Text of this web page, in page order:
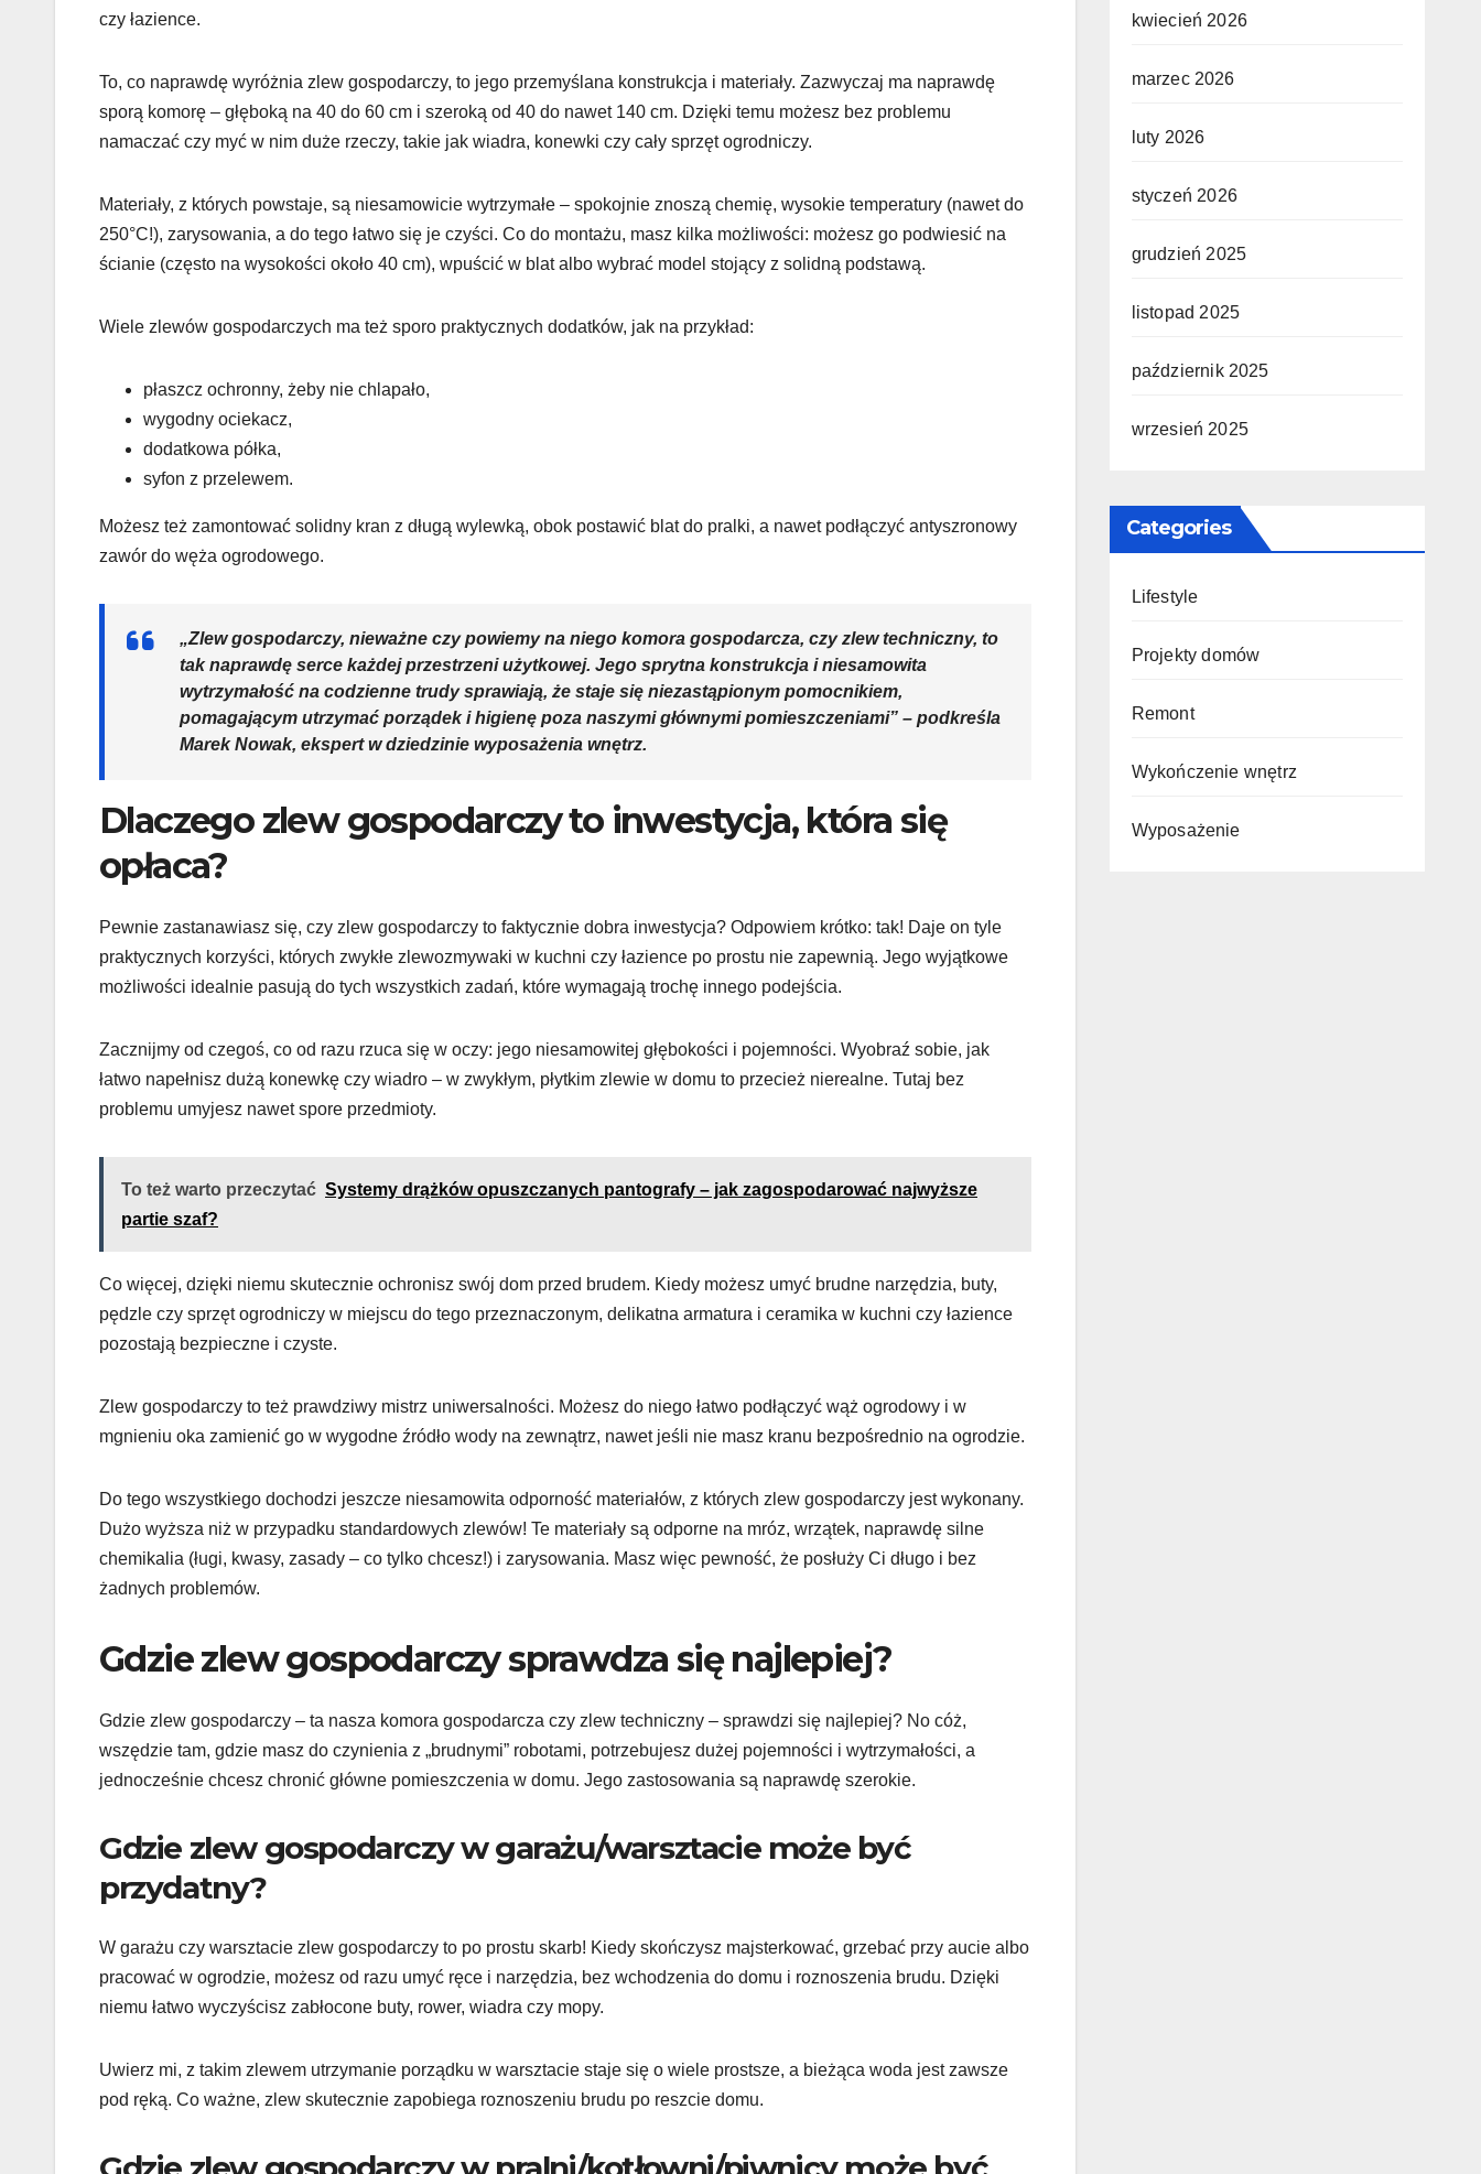
czy łazience.
To, co naprawdę wyróżnia zlew gospodarczy, to jego przemyślana konstrukcja i materiały. Zazwyczaj ma naprawdę
sporą komorę – głęboką na 40 do 60 cm i szeroką od 40 do nawet 140 cm. Dzięki temu możesz bez problemu
namaczać czy myć w nim duże rzeczy, takie jak wiadra, konewki czy cały sprzęt ogrodniczy.
Materiały, z których powstaje, są niesamowicie wytrzymałe – spokojnie znoszą chemię, wysokie temperatury (nawet do
250°C!), zarysowania, a do tego łatwo się je czyści. Co do montażu, masz kilka możliwości: możesz go podwiesić na
ścianie (często na wysokości około 40 cm), wpuścić w blat albo wybrać model stojący z solidną podstawą.
Wiele zlewów gospodarczych ma też sporo praktycznych dodatków, jak na przykład:
płaszcz ochronny, żeby nie chlapało,
wygodny ociekacz,
dodatkowa półka,
syfon z przelewem.
Możesz też zamontować solidny kran z długą wylewką, obok postawić blat do pralki, a nawet podłączyć antyszronowy
zawór do węża ogrodowego.
„Zlew gospodarczy, nieważne czy powiemy na niego komora gospodarcza, czy zlew techniczny, to
tak naprawdę serce każdej przestrzeni użytkowej. Jego sprytna konstrukcja i niesamowita
wytrzymałość na codzienne trudy sprawiają, że staje się niezastąpionym pomocnikiem,
pomagającym utrzymać porządek i higienę poza naszymi głównymi pomieszczeniami” – podkreśla
Marek Nowak, ekspert w dziedzinie wyposażenia wnętrz.
Dlaczego zlew gospodarczy to inwestycja, która się
opłaca?
Pewnie zastanawiasz się, czy zlew gospodarczy to faktycznie dobra inwestycja? Odpowiem krótko: tak! Daje on tyle
praktycznych korzyści, których zwykłe zlewozmywaki w kuchni czy łazience po prostu nie zapewnią. Jego wyjątkowe
możliwości idealnie pasują do tych wszystkich zadań, które wymagają trochę innego podejścia.
Zacznijmy od czegoś, co od razu rzuca się w oczy: jego niesamowitej głębokości i pojemności. Wyobraź sobie, jak
łatwo napełnisz dużą konewkę czy wiadro – w zwykłym, płytkim zlewie w domu to przecież nierealne. Tutaj bez
problemu umyjesz nawet spore przedmioty.
To też warto przeczytać Systemy drążków opuszczanych pantografy – jak zagospodarować najwyższe
partie szaf?
Co więcej, dzięki niemu skutecznie ochronisz swój dom przed brudem. Kiedy możesz umyć brudne narzędzia, buty,
pędzle czy sprzęt ogrodniczy w miejscu do tego przeznaczonym, delikatna armatura i ceramika w kuchni czy łazience
pozostają bezpieczne i czyste.
Zlew gospodarczy to też prawdziwy mistrz uniwersalności. Możesz do niego łatwo podłączyć wąż ogrodowy i w
mgnieniu oka zamienić go w wygodne źródło wody na zewnątrz, nawet jeśli nie masz kranu bezpośrednio na ogrodzie.
Do tego wszystkiego dochodzi jeszcze niesamowita odporność materiałów, z których zlew gospodarczy jest wykonany.
Dużo wyższa niż w przypadku standardowych zlewów! Te materiały są odporne na mróz, wrzątek, naprawdę silne
chemikalia (ługi, kwasy, zasady – co tylko chcesz!) i zarysowania. Masz więc pewność, że posłuży Ci długo i bez
żadnych problemów.
Gdzie zlew gospodarczy sprawdza się najlepiej?
Gdzie zlew gospodarczy – ta nasza komora gospodarcza czy zlew techniczny – sprawdzi się najlepiej? No cóż,
wszędzie tam, gdzie masz do czynienia z „brudnymi” robotami, potrzebujesz dużej pojemności i wytrzymałości, a
jednocześnie chcesz chronić główne pomieszczenia w domu. Jego zastosowania są naprawdę szerokie.
Gdzie zlew gospodarczy w garażu/warsztacie może być
przydatny?
W garażu czy warsztacie zlew gospodarczy to po prostu skarb! Kiedy skończysz majsterkować, grzebać przy aucie albo
pracować w ogrodzie, możesz od razu umyć ręce i narzędzia, bez wchodzenia do domu i roznoszenia brudu. Dzięki
niemu łatwo wyczyścisz zabłocone buty, rower, wiadra czy mopy.
Uwierz mi, z takim zlewem utrzymanie porządku w warsztacie staje się o wiele prostsze, a bieżąca woda jest zawsze
pod ręką. Co ważne, zlew skutecznie zapobiega roznoszeniu brudu po reszcie domu.
kwiecień 2026
marzec 2026
luty 2026
styczeń 2026
grudzień 2025
listopad 2025
październik 2025
wrzesień 2025
Categories
Lifestyle
Projekty domów
Remont
Wykończenie wnętrz
Wyposażenie